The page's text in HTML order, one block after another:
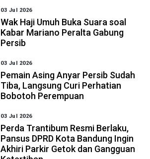
03 Jul 2026
Wak Haji Umuh Buka Suara soal
Kabar Mariano Peralta Gabung
Persib
03 Jul 2026
Pemain Asing Anyar Persib Sudah
Tiba, Langsung Curi Perhatian
Bobotoh Perempuan
03 Jul 2026
Perda Trantibum Resmi Berlaku,
Pansus DPRD Kota Bandung Ingin
Akhiri Parkir Getok dan Gangguan